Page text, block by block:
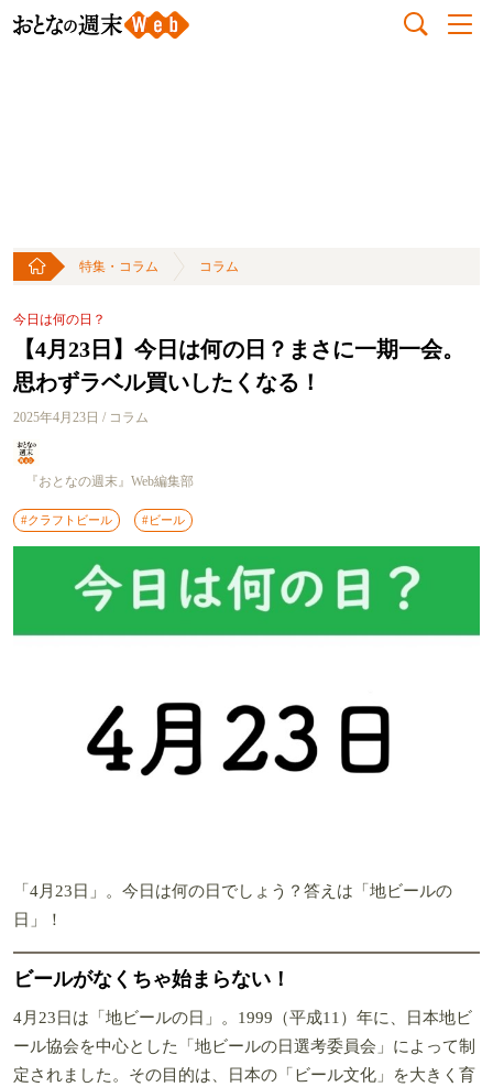
特集・コラム コラム
今日は何の日？
【4月23日】今日は何の日？まさに一期一会。
思わずラベル買いしたくなる！
2025年4月23日 / コラム
『おとなの週末』Web編集部
#クラフトビール #ビール
「4月23日」。今日は何の日でしょう？答えは「地ビールの
日」！
ビールがなくちゃ始まらない！
4月23日は「地ビールの日」。1999（平成11）年に、日本地ビ
ール協会を中心とした「地ビールの日選考委員会」によって制
定されました。その目的は、日本の「ビール文化」を大きく育